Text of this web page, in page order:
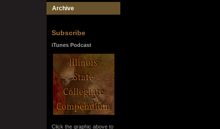
Archive
Subscribe
iTunes Podcast
Click the graphic above to